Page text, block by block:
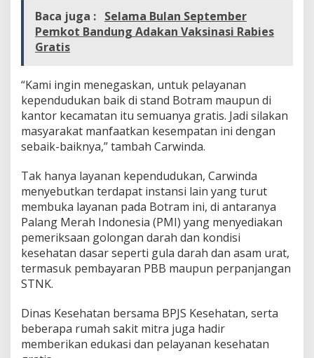
Baca juga : Selama Bulan September
Pemkot Bandung Adakan Vaksinasi Rabies
Gratis
“Kami ingin menegaskan, untuk pelayanan
kependudukan baik di stand Botram maupun di
kantor kecamatan itu semuanya gratis. Jadi silakan
masyarakat manfaatkan kesempatan ini dengan
sebaik-baiknya,” tambah Carwinda.
Tak hanya layanan kependudukan, Carwinda
menyebutkan terdapat instansi lain yang turut
membuka layanan pada Botram ini, di antaranya
Palang Merah Indonesia (PMI) yang menyediakan
pemeriksaan golongan darah dan kondisi
kesehatan dasar seperti gula darah dan asam urat,
termasuk pembayaran PBB maupun perpanjangan
STNK.
Dinas Kesehatan bersama BPJS Kesehatan, serta
beberapa rumah sakit mitra juga hadir
memberikan edukasi dan pelayanan kesehatan